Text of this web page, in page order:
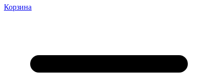
Корзина